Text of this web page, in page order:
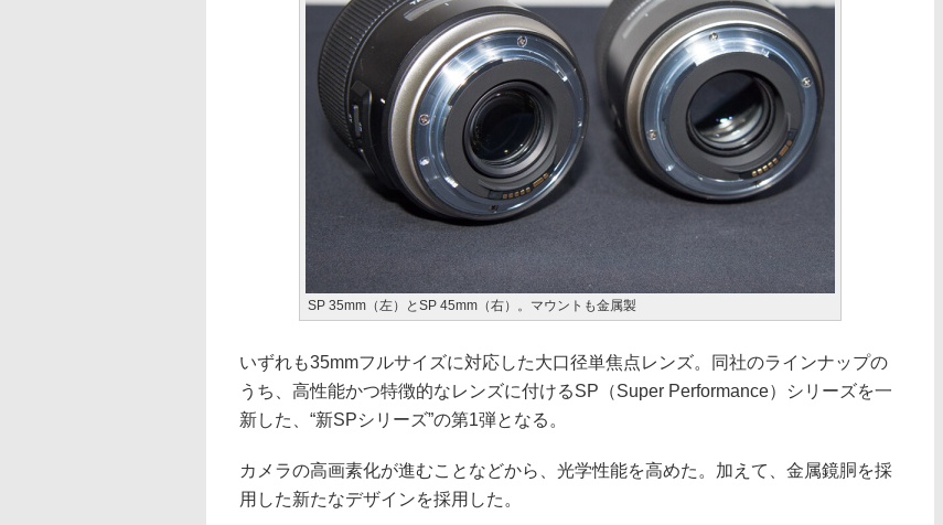
SP 35mm（左）とSP 45mm（右）。マウントも金属製
いずれも35mmフルサイズに対応した大口径単焦点レンズ。同社のラインナップの
うち、高性能かつ特徴的なレンズに付けるSP（Super Performance）シリーズを一
新した、“新SPシリーズ”の第1弾となる。
カメラの高画素化が進むことなどから、光学性能を高めた。加えて、金属鏡胴を採
用した新たなデザインを採用した。